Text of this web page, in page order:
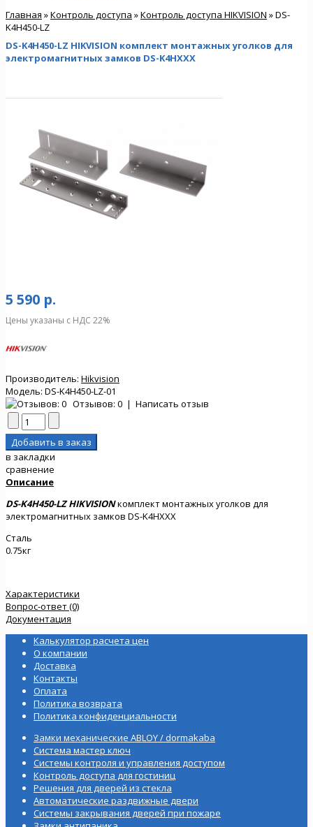
Главная »Контроль доступа »Контроль доступа HIKVISION » DS-
K4H450-LZ
DS-K4H450-LZ HIKVISION комплект монтажных уголков для
электромагнитных замков DS-K4HXXX
5 590 р.
Цены указаны с НДС 22%
Производитель: Hikvision
Модель: DS-K4H450-LZ-01
Отзывов: 0 | Написать отзыв
в закладки
сравнение
Описание
DS-K4H450-LZ HIKVISIONкомплект монтажных уголков для
электромагнитных замков DS-K4HXXX
Сталь
0.75кг
Характеристики
Вопрос-ответ (0)
Документация
Калькулятор расчета цен
О компании
Доставка
Контакты
Оплата
Политика возврата
Политика конфиденциальности
Замки механические ABLOY / dormakaba
Система мастер ключ
Системы контроля и управления доступом
Контроль доступа для гостиниц
Решения для дверей из стекла
Автоматические раздвижные двери
Системы закрывания дверей при пожаре